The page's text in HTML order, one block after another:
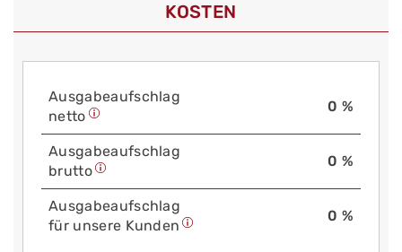
KOSTEN
Aus­gabe­auf­schlag
netto
0 %
Aus­gabe­auf­schlag
brutto
0 %
Aus­gabe­auf­schlag
für unsere Kunden
0 %